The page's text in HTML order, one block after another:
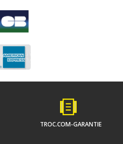
TROC.COM-GARANTIE